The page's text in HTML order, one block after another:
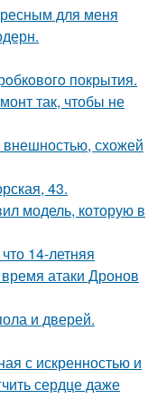
для меня
покрытия.
так, чтобы не
схожей
43.
модель, которую в
14-летняя
атаки Дронов
и дверей.
с искренностью и
сердце даже